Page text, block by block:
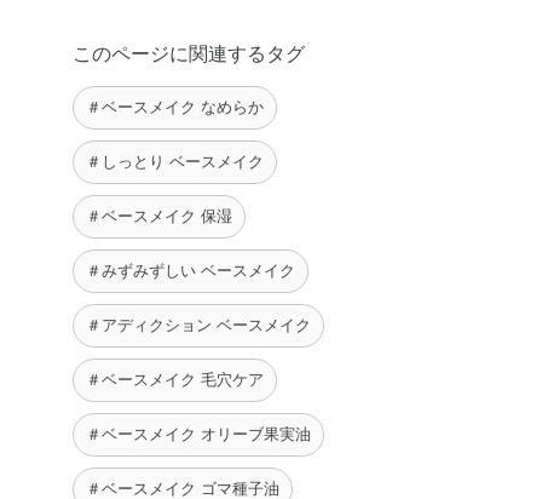
－t－ブチルヒドロキシヒドロケイヒ酸）ペンタエリスリチ
ル・ポリヒドロキシステアリン酸・ラウリルPEG－9ポリ
ジメチルシロキシエチルジメチコン・塩化Na・水酸化Al・
フェノキシエタノール・マイカ・酸化チタン・酸化亜鉛・
酸化鉄
◆SILKY BALM STICK
ジメチコン・水・パラフィン・エチルヘキサン酸セチル・
セレシン・ポリシリコーン－11・ポリメチルシルセスキオ
キサン・（カプリル酸／カプリン酸）ヤシアルキル・ラウ
リルPEG－9ポリジメチルシロキシエチルジメチコン・
（トリメチルペンタンジオール／アジピン酸／グリセリ
ン）クロスポリマー・塩化Na・マイクロクリスタリンワッ
クス・BG・オリーブ果実油・カニナバラ果実油・ゴマ種子
油・サフラワー油・ジパルミチン酸アスコルビル・トコフ
このページに関連するタグ
＃ベースメイク なめらか
＃しっとり ベースメイク
＃ベースメイク 保湿
＃みずみずしい ベースメイク
＃アディクション ベースメイク
＃ベースメイク 毛穴ケア
＃ベースメイク オリーブ果実油
＃ベースメイク ゴマ種子油